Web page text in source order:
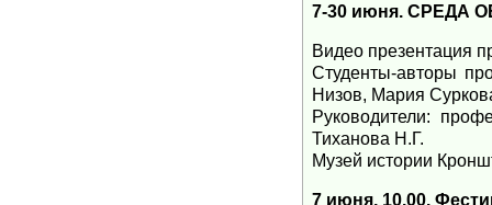
7-30 июня. СРЕДА
Видео презентация
Студенты-авторы
Низов, Мария
Руководители:
Тиханова Н.Г.
Музей истории
7 июня, 10.00.